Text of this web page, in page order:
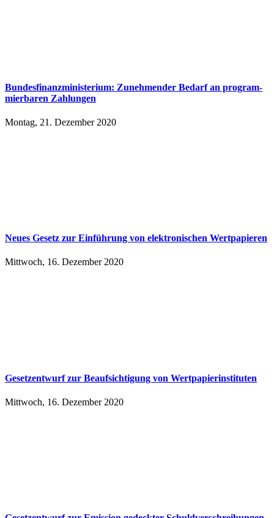
Bundesfinanzministerium: Zu­neh­men­der Be­darf an pro­gram­
mier­ba­ren Zah­lun­gen
Montag, 21. Dezember 2020
Neues Ge­setz zur Ein­füh­rung von elek­tro­ni­schen Wert­pa­pie­ren
Mittwoch, 16. Dezember 2020
Ge­setz­ent­wurf zur Be­auf­sich­ti­gung von Wert­pa­pier­in­sti­tu­ten
Mittwoch, 16. Dezember 2020